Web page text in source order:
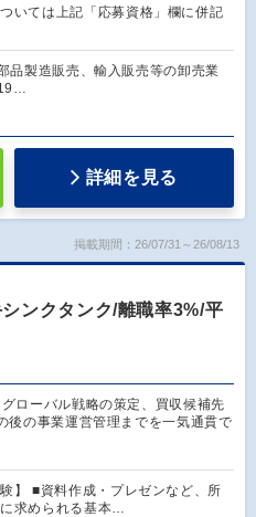
いては上記「応募資格」欄に併記
品製造販売、輸入販売等の卸売業
詳細を見る
掲載期間：26/07/31～26/08/13
ンクタンク/離職率3%/平
グローバル戦略の策定、買収候補先
後の事業運営管理までを一気通貫で
験】 ■資料作成・プレゼンなど、所
求められる基本…